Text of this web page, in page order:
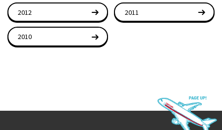
2012 2011
2010